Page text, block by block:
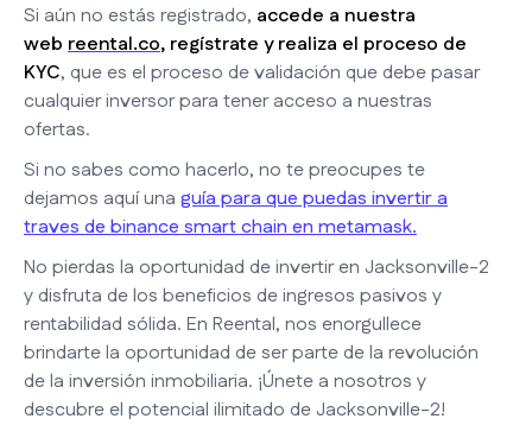
Si aún no estás registrado, accede a nuestra
web reental.co, regístrate y realiza el proceso de
KYC, que es el proceso de validación que debe pasar
cualquier inversor para tener acceso a nuestras
ofertas.
Si no sabes como hacerlo, no te preocupes te
dejamos aquí una guía para que puedas invertir a
traves de binance smart chain en metamask.
No pierdas la oportunidad de invertir en Jacksonville-2
y disfruta de los beneficios de ingresos pasivos y
rentabilidad sólida. En Reental, nos enorgullece
brindarte la oportunidad de ser parte de la revolución
de la inversión inmobiliaria. ¡Únete a nosotros y
descubre el potencial ilimitado de Jacksonville-2!